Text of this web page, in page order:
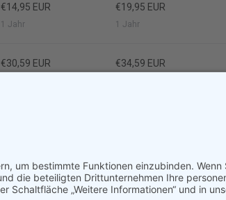
€14,95 EUR
1 Jahr
€19,95 EUR
1 Jahr
€30,59 EUR €34,59 EUR